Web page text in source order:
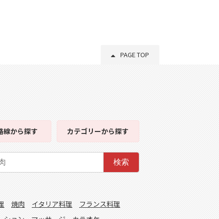
PAGE TOP
線から探す カテゴリーから探す
検索
焼肉 イタリア料理
フランス料理